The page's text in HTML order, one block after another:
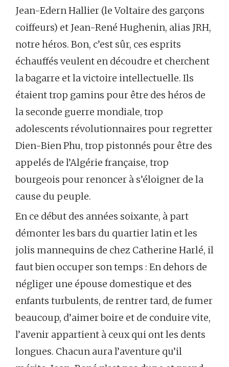
Jean-Edern Hallier (le Voltaire des garçons
coiffeurs) et Jean-René Hughenin, alias JRH,
notre héros. Bon, c’est sûr, ces esprits
échauffés veulent en découdre et cherchent
la bagarre et la victoire intellectuelle. Ils
étaient trop gamins pour être des héros de
la seconde guerre mondiale, trop
adolescents révolutionnaires pour regretter
Dien-Bien Phu, trop pistonnés pour être des
appelés de l’Algérie française, trop
bourgeois pour renoncer à s’éloigner de la
cause du peuple.
En ce début des années soixante, à part
démonter les bars du quartier latin et les
jolis mannequins de chez Catherine Harlé, il
faut bien occuper son temps : En dehors de
négliger une épouse domestique et des
enfants turbulents, de rentrer tard, de fumer
beaucoup, d’aimer boire et de conduire vite,
l’avenir appartient à ceux qui ont les dents
longues. Chacun aura l’aventure qu’il